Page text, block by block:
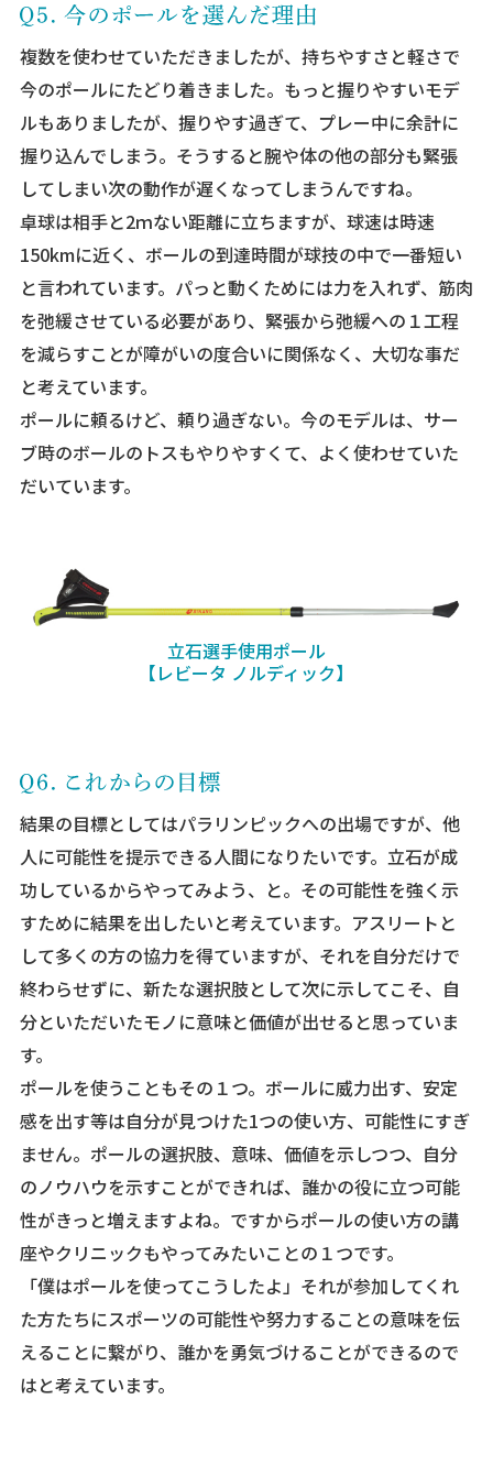
複数を使わせていただきましたが、持ちやすさと軽さで
今のポールにたどり着きました。もっと握りやすいモデ
ルもありましたが、握りやす過ぎて、プレー中に余計に
握り込んでしまう。そうすると腕や体の他の部分も緊張
してしまい次の動作が遅くなってしまうんですね。
卓球は相手と2ｍない距離に立ちますが、球速は時速
150kmに近く、ボールの到達時間が球技の中で一番短い
と言われています。パっと動くためには力を入れず、筋肉
を弛緩させている必要があり、緊張から弛緩への１工程
を減らすことが障がいの度合いに関係なく、大切な事だ
と考えています。
ポールに頼るけど、頼り過ぎない。今のモデルは、サー
ブ時のボールのトスもやりやすくて、よく使わせていた
だいています。
立石選手使用ポール
【レビータ ノルディック】
結果の目標としてはパラリンピックへの出場ですが、他
人に可能性を提示できる人間になりたいです。立石が成
功しているからやってみよう、と。その可能性を強く示
すために結果を出したいと考えています。アスリートと
して多くの方の協力を得ていますが、それを自分だけで
終わらせずに、新たな選択肢として次に示してこそ、自
分といただいたモノに意味と価値が出せると思っていま
す。
ポールを使うこともその１つ。ボールに威力出す、安定
感を出す等は自分が見つけた1つの使い方、可能性にすぎ
ません。ポールの選択肢、意味、価値を示しつつ、自分
のノウハウを示すことができれば、誰かの役に立つ可能
性がきっと増えますよね。ですからポールの使い方の講
座やクリニックもやってみたいことの１つです。
「僕はポールを使ってこうしたよ」それが参加してくれ
た方たちにスポーツの可能性や努力することの意味を伝
えることに繋がり、誰かを勇気づけることができるので
はと考えています。